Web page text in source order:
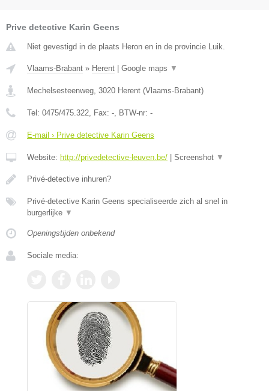
Prive detective Karin Geens
Niet gevestigd in de plaats Heron en in de provincie Luik.
Vlaams-Brabant » Herent | Google maps ▼
Mechelsesteenweg 3020 Herent (Vlaams-Brabant)
Tel: 0475/475.322 , Fax: - , BTW-nr: -
E-mail › Prive detective Karin Geens
Website: http://privedetective-leuven.be/ | Screenshot ▼
Privé-detective inhuren?
Privé-detective Karin Geens specialiseerde zich al snel in
burgerlijke ▼
Openingstijden onbekend
Sociale media: